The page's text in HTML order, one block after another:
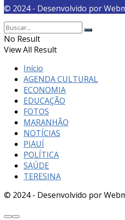
© 2024 - Desenvolvido por
No Result
View All Result
Início
AGENDA CULTURAL
ECONOMIA
EDUCAÇÃO
FOTOS
MARANHÃO
NOTÍCIAS
PIAUÍ
POLÍTICA
SAÚDE
TERESINA
© 2024 - Desenvolvido por